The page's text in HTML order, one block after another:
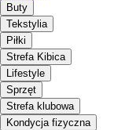
Buty
Tekstylia
Piłki
Strefa Kibica
Lifestyle
Sprzęt
Strefa klubowa
Kondycja fizyczna